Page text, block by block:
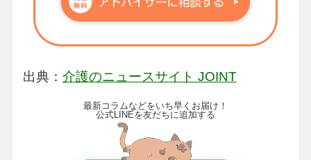
出典： 介護のニュースサイト JOINT
最新コラムなどをいち早くお届け！
公式LINEを友だちに追加する